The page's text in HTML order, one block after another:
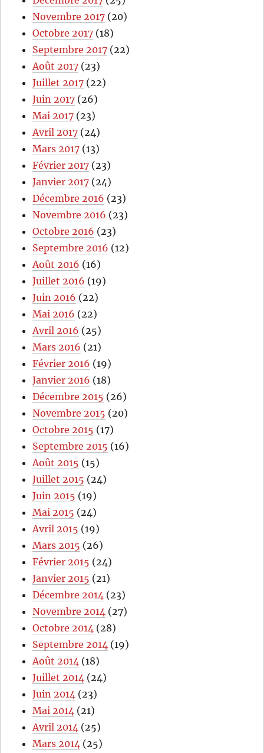
Novembre 2017 (20)
Octobre 2017 (18)
Septembre 2017 (22)
Août 2017 (23)
Juillet 2017 (22)
Juin 2017 (26)
Mai 2017 (23)
Avril 2017 (24)
Mars 2017 (13)
Février 2017 (23)
Janvier 2017 (24)
Décembre 2016 (23)
Novembre 2016 (23)
Octobre 2016 (23)
Septembre 2016 (12)
Août 2016 (16)
Juillet 2016 (19)
Juin 2016 (22)
Mai 2016 (22)
Avril 2016 (25)
Mars 2016 (21)
Février 2016 (19)
Janvier 2016 (18)
Décembre 2015 (26)
Novembre 2015 (20)
Octobre 2015 (17)
Septembre 2015 (16)
Août 2015 (15)
Juillet 2015 (24)
Juin 2015 (19)
Mai 2015 (24)
Avril 2015 (19)
Mars 2015 (26)
Février 2015 (24)
Janvier 2015 (21)
Décembre 2014 (23)
Novembre 2014 (27)
Octobre 2014 (28)
Septembre 2014 (19)
Août 2014 (18)
Juillet 2014 (24)
Juin 2014 (23)
Mai 2014 (21)
Avril 2014 (25)
Mars 2014 (25)